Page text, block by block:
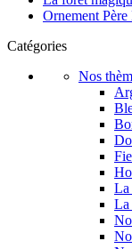
Ornement
Catégories
Nos
La
La